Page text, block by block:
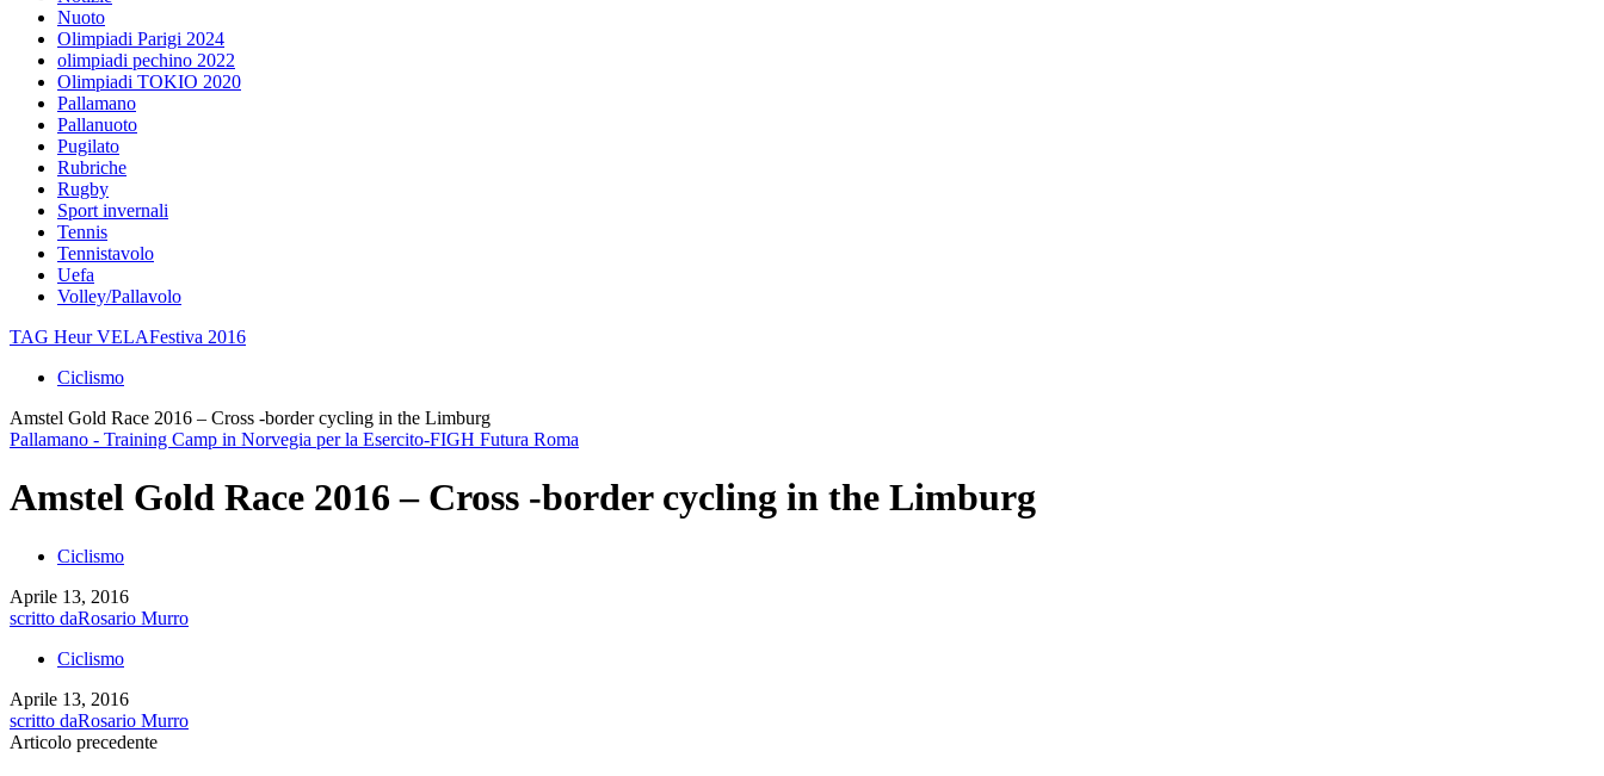
Nuoto
Olimpiadi Parigi 2024
olimpiadi pechino 2022
Olimpiadi TOKIO 2020
Pallamano
Pallanuoto
Pugilato
Rubriche
Rugby
Sport invernali
Tennis
Tennistavolo
Uefa
Volley/Pallavolo
TAG Heur VELAFestiva 2016
Ciclismo
Amstel Gold Race 2016 – Cross -border cycling in the Limburg
Pallamano - Training Camp in Norvegia per la Esercito-FIGH Futura Roma
Amstel Gold Race 2016 – Cross -border cycling in the Limburg
Ciclismo
Aprile 13, 2016
scritto daRosario Murro
Ciclismo
Aprile 13, 2016
scritto daRosario Murro
Articolo precedente